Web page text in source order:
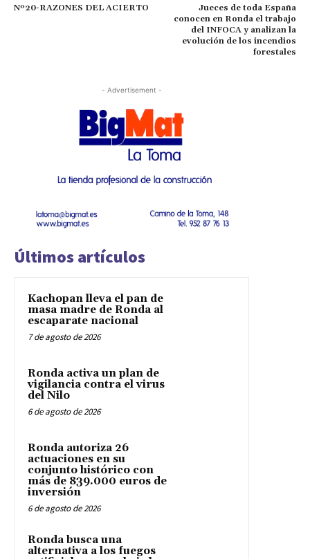
Nº20-RAZONES DEL ACIERTO
Jueces de toda España
conocen en Ronda el trabajo
del INFOCA y analizan la
evolución de los incendios
forestales
- Advertisement -
Últimos artículos
Kachopan lleva el pan de
masa madre de Ronda al
escaparate nacional
7 de agosto de 2026
Ronda activa un plan de
vigilancia contra el virus
del Nilo
6 de agosto de 2026
Ronda autoriza 26
actuaciones en su
conjunto histórico con
más de 839.000 euros de
inversión
6 de agosto de 2026
Ronda busca una
alternativa a los fuegos